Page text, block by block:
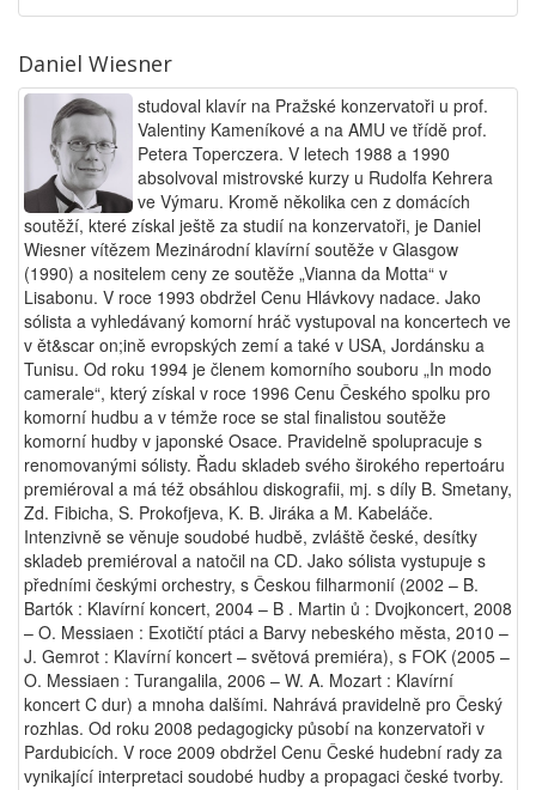
Daniel Wiesner
studoval klavír na Pražské konzervatoři u prof.
Valentiny Kameníkové a na AMU ve třídě prof.
Petera Toperczera. V letech 1988 a 1990
absolvoval mistrovské kurzy u Rudolfa Kehrera
ve Výmaru. Kromě několika cen z domácích
soutěží, které získal ještě za studií na konzervatoři, je Daniel
Wiesner vítězem Mezinárodní klavírní soutěže v Glasgow
(1990) a nositelem ceny ze soutěže „Vianna da Motta“ v
Lisabonu. V roce 1993 obdržel Cenu Hlávkovy nadace. Jako
sólista a vyhledávaný komorní hráč vystupoval na koncertech ve
v ět&scar on;ině evropských zemí a také v USA, Jordánsku a
Tunisu. Od roku 1994 je členem komorního souboru „In modo
camerale“, který získal v roce 1996 Cenu Českého spolku pro
komorní hudbu a v témže roce se stal finalistou soutěže
komorní hudby v japonské Osace. Pravidelně spolupracuje s
renomovanými sólisty. Řadu skladeb svého širokého repertoáru
premiéroval a má též obsáhlou diskografii, mj. s díly B. Smetany,
Zd. Fibicha, S. Prokofjeva, K. B. Jiráka a M. Kabeláče.
Intenzivně se věnuje soudobé hudbě, zvláště české, desítky
skladeb premiéroval a natočil na CD. Jako sólista vystupuje s
předními českými orchestry, s Českou filharmonií (2002 – B.
Bartók : Klavírní koncert, 2004 – B . Martin ů : Dvojkoncert, 2008
– O. Messiaen : Exotičtí ptáci a Barvy nebeského města, 2010 –
J. Gemrot : Klavírní koncert – světová premiéra), s FOK (2005 –
O. Messiaen : Turangalila, 2006 – W. A. Mozart : Klavírní
koncert C dur) a mnoha dalšími. Nahrává pravidelně pro Český
rozhlas. Od roku 2008 pedagogicky působí na konzervatoři v
Pardubicích. V roce 2009 obdržel Cenu České hudební rady za
vynikající interpretaci soudobé hudby a propagaci české tvorby.